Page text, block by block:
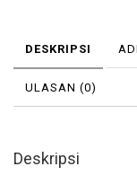
DESKRIPSI
ULASAN (0)
Deskripsi